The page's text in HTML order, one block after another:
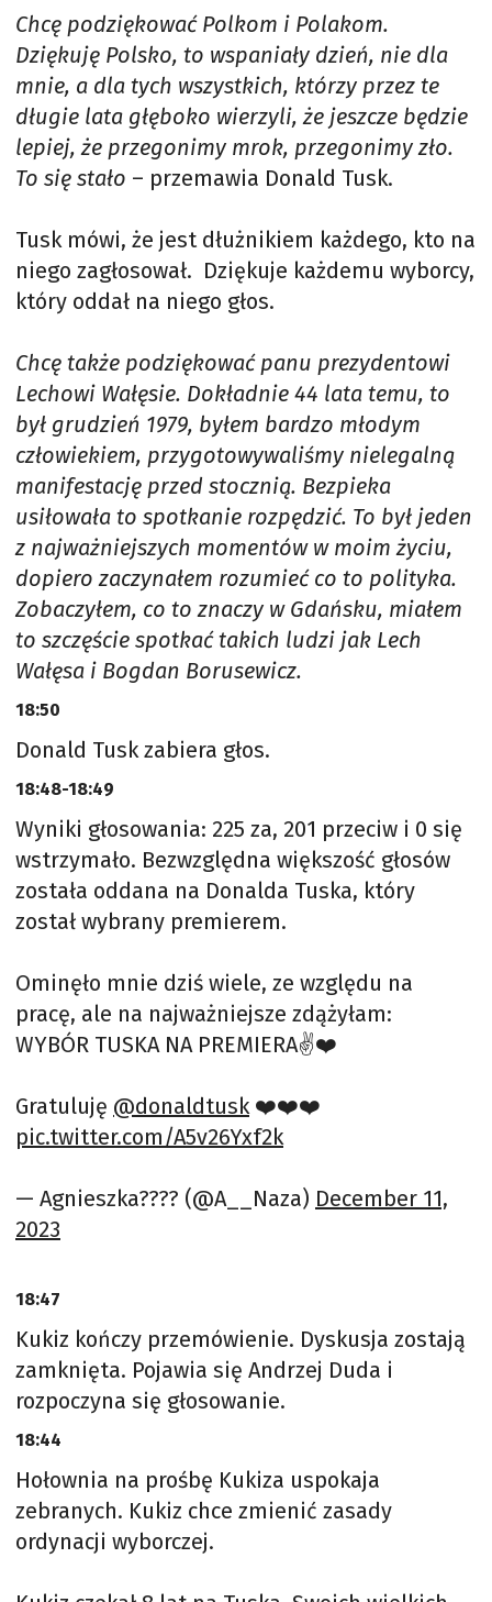
Chcę podziękować Polkom i Polakom.
Dziękuję Polsko, to wspaniały dzień, nie dla
mnie, a dla tych wszystkich, którzy przez te
długie lata głęboko wierzyli, że jeszcze będzie
lepiej, że przegonimy mrok, przegonimy zło.
To się stało – przemawia Donald Tusk.
Tusk mówi, że jest dłużnikiem każdego, kto na
niego zagłosował. Dziękuje każdemu wyborcy,
który oddał na niego głos.
Chcę także podziękować panu prezydentowi
Lechowi Wałęsie. Dokładnie 44 lata temu, to
był grudzień 1979, byłem bardzo młodym
człowiekiem, przygotowywaliśmy nielegalną
manifestację przed stocznią. Bezpieka
usiłowała to spotkanie rozpędzić. To był jeden
z najważniejszych momentów w moim życiu,
dopiero zaczynałem rozumieć co to polityka.
Zobaczyłem, co to znaczy w Gdańsku, miałem
to szczęście spotkać takich ludzi jak Lech
Wałęsa i Bogdan Borusewicz.
18:50
Donald Tusk zabiera głos.
18:48-18:49
Wyniki głosowania: 225 za, 201 przeciw i 0 się
wstrzymało. Bezwzględna większość głosów
została oddana na Donalda Tuska, który
został wybrany premierem.
Ominęło mnie dziś wiele, ze względu na
pracę, ale na najważniejsze zdążyłam:
WYBÓR TUSKA NA PREMIERA✌️❤️
Gratuluję @donaldtusk❤️❤️❤️
pic.twitter.com/A5v26Yxf2k
— Agnieszka???? (@A__Naza) December 11,
2023
18:47
Kukiz kończy przemówienie. Dyskusja zostają
zamknięta. Pojawia się Andrzej Duda i
rozpoczyna się głosowanie.
18:44
Hołownia na prośbę Kukiza uspokaja
zebranych. Kukiz chce zmienić zasady
ordynacji wyborczej.